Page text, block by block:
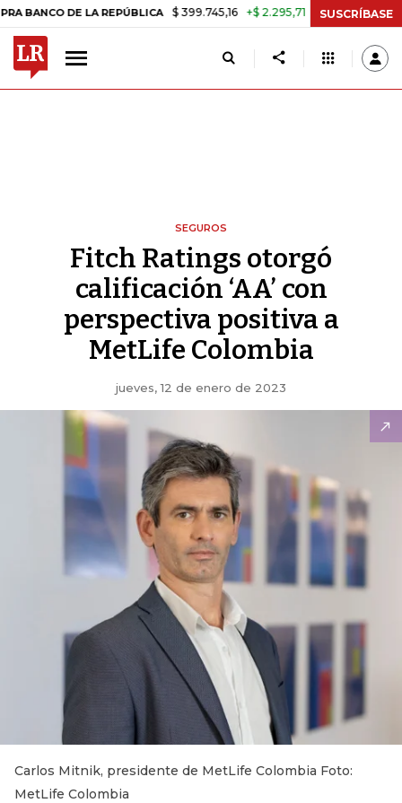
DE LA REPÚBLICA $ 399.745,16 +$ 2.295,71 +0,58% TASA DE
SUSCRÍBASE
SEGUROS
Fitch Ratings otorgó
calificación ‘AA’ con
perspectiva positiva a
MetLife Colombia
jueves, 12 de enero de 2023
Carlos Mitnik, presidente de MetLife Colombia Foto:
MetLife Colombia